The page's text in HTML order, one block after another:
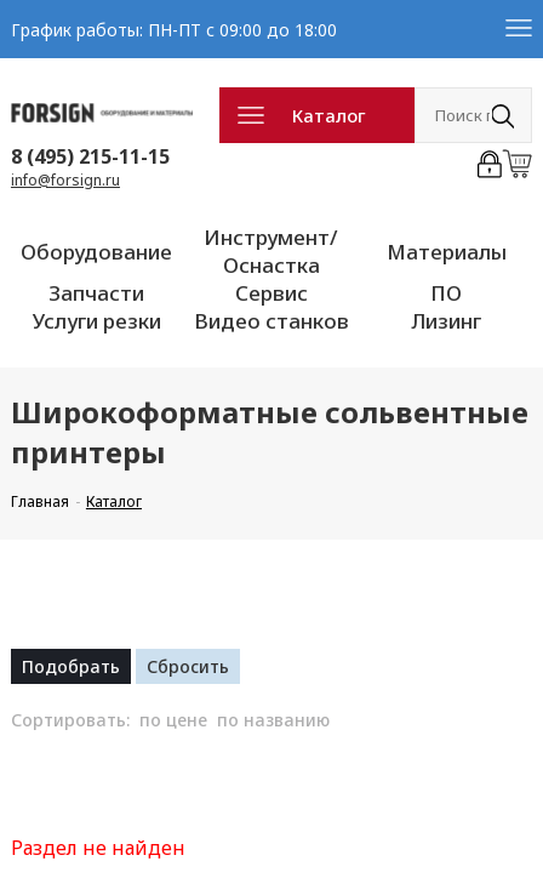
График работы: ПН-ПТ с 09:00 до 18:00
Каталог
8 (495) 215-11-15
info@forsign.ru
Оборудование
Инструмент/
Оснастка
Материалы
Запчасти
Сервис
ПО
Услуги резки
Видео станков Лизинг
Широкоформатные сольвентные
принтеры
Главная Каталог
Сортировать: по цене по названию
Раздел не найден